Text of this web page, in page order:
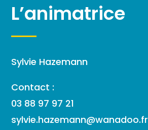
L’animatrice
Sylvie Hazemann
Contact :
03 88 97 97 21
sylvie.hazemann@wanadoo.fr